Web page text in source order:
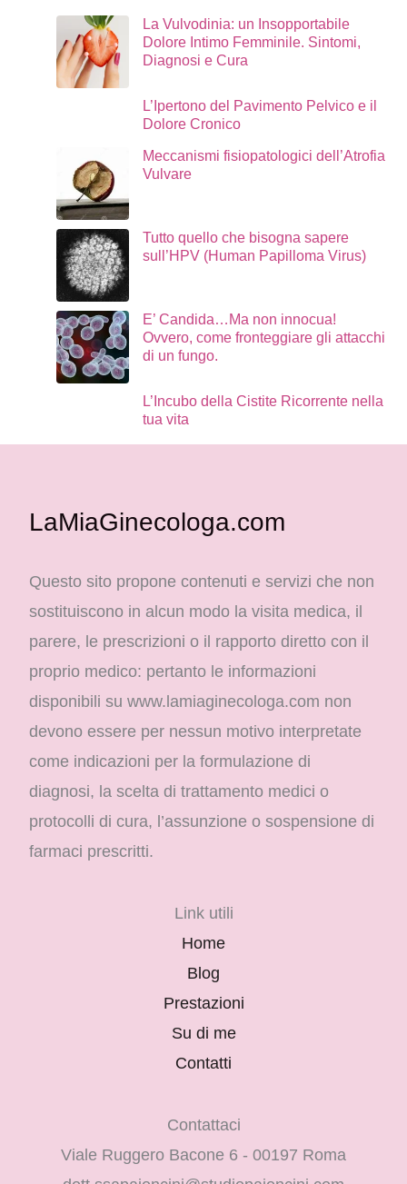
La Vulvodinia: un Insopportabile
Dolore Intimo Femminile. Sintomi,
Diagnosi e Cura
L’Ipertono del Pavimento Pelvico e il
Dolore Cronico
Meccanismi fisiopatologici dell’Atrofia
Vulvare
Tutto quello che bisogna sapere
sull’HPV (Human Papilloma Virus)
E’ Candida…Ma non innocua!
Ovvero, come fronteggiare gli attacchi
di un fungo.
L’Incubo della Cistite Ricorrente nella
tua vita
LaMiaGinecologa.com
Questo sito propone contenuti e servizi che non
sostituiscono in alcun modo la visita medica, il
parere, le prescrizioni o il rapporto diretto con il
proprio medico: pertanto le informazioni
disponibili su www.lamiaginecologa.com non
devono essere per nessun motivo interpretate
come indicazioni per la formulazione di
diagnosi, la scelta di trattamento medici o
protocolli di cura, l’assunzione o sospensione di
farmaci prescritti.
Link utili
Home
Blog
Prestazioni
Su di me
Contatti
Contattaci
Viale Ruggero Bacone 6 - 00197 Roma